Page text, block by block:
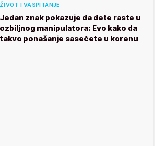
ŽIVOT I VASPITANJE
Jedan znak pokazuje da dete raste u
ozbiljnog manipulatora: Evo kako da
takvo ponašanje sasečete u korenu